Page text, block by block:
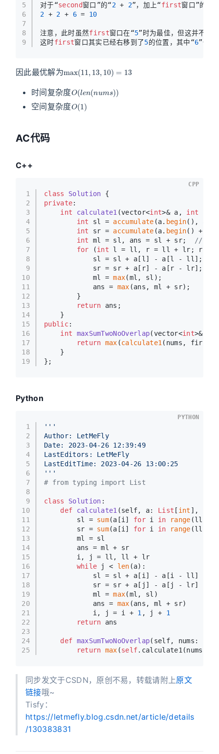
5
6
7
8
9
对于“second窗口”的“2 + 2”，加上“first窗口”的“
2 + 2 + 6 = 10
注意，此时虽然first窗口在“5”时为最佳，但这并不妨
这时first窗口其实已经右移到了5的位置，其中“6”仅仅
因此最优解为
时间复杂度
空间复杂度
O (1)
AC代码
C++
1
2
3
4
5
6
7
8
9
10
11
12
13
14
15
16
17
18
19
class Solution {
private:
int
calculate1 (vector<int>& a, int
int sl = accumulate (a. begin(), a.
int sr = accumulate (a. begin() +
int ml = sl, ans = sl + sr;
//
for (int l = ll, r = ll + lr; r <
            sl = sl + a[l] - a[l - ll];
            sr = sr + a[r] - a[r - lr];
            ml =
max(ml, sl);
            ans =
max (ans, ml + sr);
        }
return ans;
    }
public:
int
maxSumTwoNoOverlap(vector<int>&
return max (calculate1 (nums,
    }
};
CPP
Python
1
2
3
4
5
6
7
8
9
10
11
12
13
14
15
16
17
18
19
20
21
22
23
24
25
'''
Author: LetMeFly
Date: 2023-04-26 12:39:49
LastEditors: LetMeFly
LastEditTime: 2023-04-26 13:00:25
'''
# from typing import List
class Solution :
def
calculate1 (self, a: List [ int ], ll:
        sl =
sum(a[i] for i in range (ll))
        sr =
sum(a[i] for i in range (ll, ll
        ml = sl
        ans = ml + sr
        i, j = ll, ll + lr
while j < len (a):
            sl = sl + a[i] - a[i - ll]
            sr = sr + a[j] - a[j - lr]
            ml =
max(ml, sl)
            ans =
max (ans, ml + sr)
            i, j = i +
1 , j + 1
return ans
def maxSumTwoNoOverlap( self, nums:
return max (self.calculate1(nums,
PYTHON
同步发文于CSDN，原创不易，转载请附上原文
链接哦~
Tisfy：
https://letmefly.blog.csdn.net/article/details
/130383831